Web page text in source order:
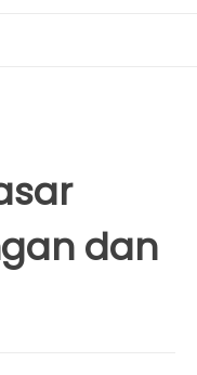
dan